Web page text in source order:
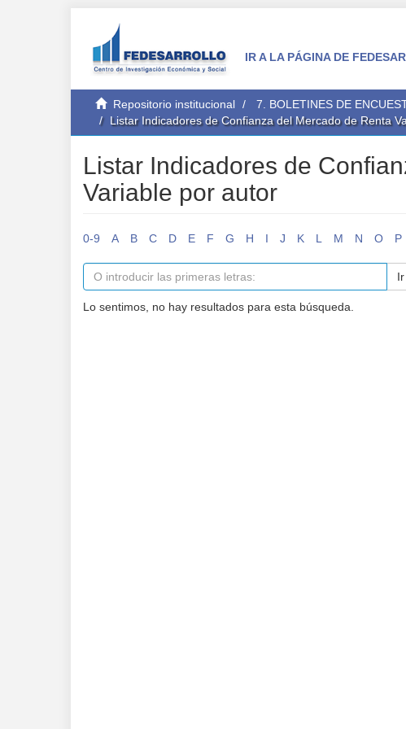
IR A LA PÁGINA DE
Repositorio institucional 7. BOLETINES DE
Listar Indicadores de Confianza del Mercado de Renta
Listar Indicadores de
Variable por autor
0-9 A B C D E F G H I J K L M N O P
Ir
Lo sentimos, no hay resultados para esta búsqueda.